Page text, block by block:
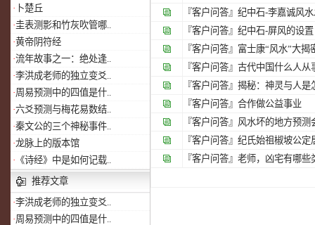
· 卜楚丘
·圭表测影和竹灰吹管哪..
·黄帝阴符经
·流年故事之一：绝处逢..
·李洪成老师的独立变爻..
·周易预测中的四值是什..
·六爻预测与梅花易数结..
·秦文公的三个神秘事件..
·龙脉上的版本馆
· 《诗经》中是如何记载..
推荐文章
·李洪成老师的独立变爻..
·周易预测中的四值是什..
『客户问答』 纪中石-李嘉诚风
『客户问答』 纪中石-屏风的设置
『客户问答』 富士康“风水”大揭
『客户问答』 古代中国什么人从
『客户问答』 揭秘：神灵与人是
『客户问答』 合作做公益事业
『客户问答』 风水坏的地方预测
『客户问答』 纪氏始祖椒坡公定
『客户问答』 老师，凶宅有哪些